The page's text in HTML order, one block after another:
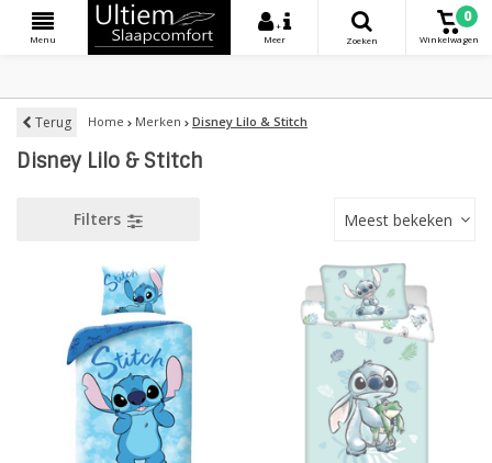
Menu
+
Meer
Zoeken
0
Winkelwagen
Terug Home Merken Disney Lilo & Stitch
Disney Lilo & Stitch
Filters Meest bekeken